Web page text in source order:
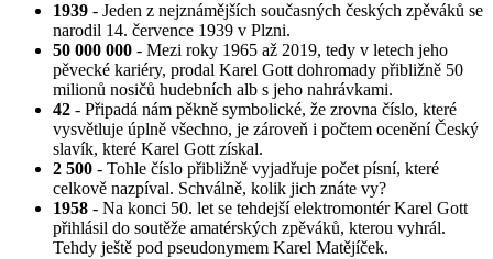
1939 - Jeden z nejznámějších současných českých zpěváků se
narodil 14. července 1939 v Plzni.
50 000 000 - Mezi roky 1965 až 2019, tedy v letech jeho
pěvecké kariéry, prodal Karel Gott dohromady přibližně 50
milionů nosičů hudebních alb s jeho nahrávkami.
42 - Připadá nám pěkně symbolické, že zrovna číslo, které
vysvětluje úplně všechno, je zároveň i počtem ocenění Český
slavík, které Karel Gott získal.
2 500 - Tohle číslo přibližně vyjadřuje počet písní, které
celkově nazpíval. Schválně, kolik jich znáte vy?
1958 - Na konci 50. let se tehdejší elektromontér Karel Gott
přihlásil do soutěže amatérských zpěváků, kterou vyhrál.
Tehdy ještě pod pseudonymem Karel Matějíček.